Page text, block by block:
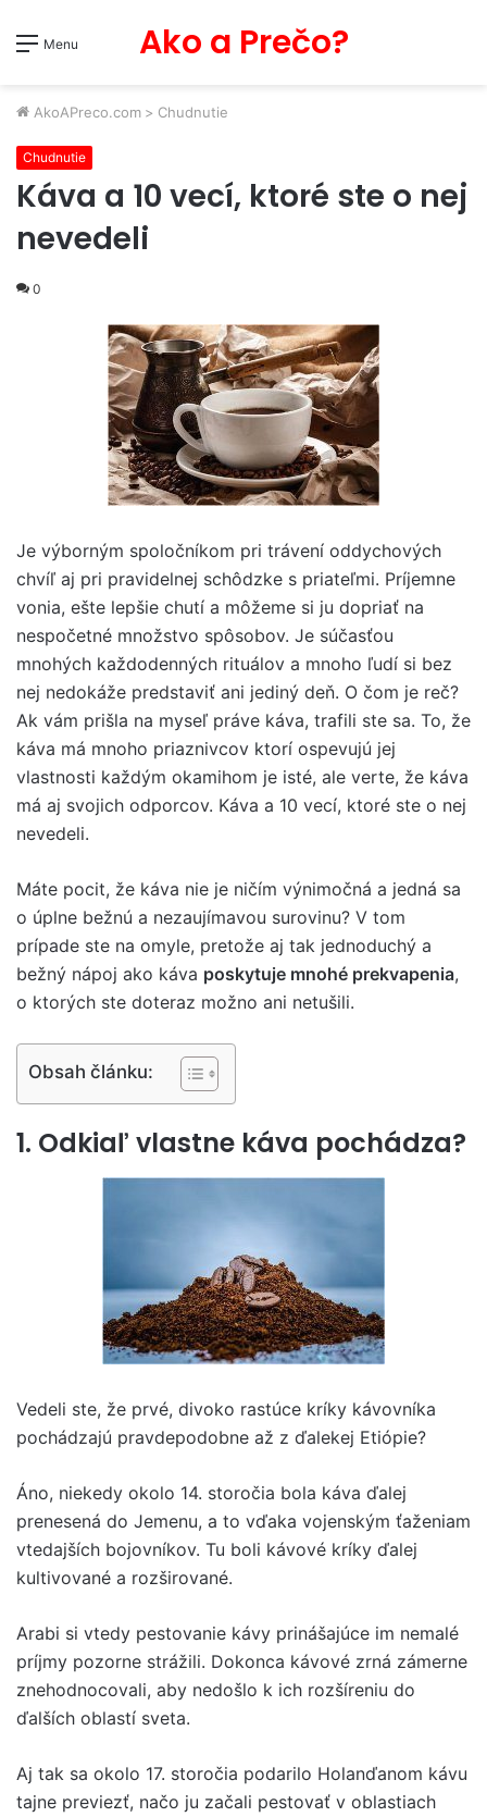
Menu Ako a Prečo?
AkoAPreco.com > Chudnutie
Chudnutie
Káva a 10 vecí, ktoré ste o nej
nevedeli
0
Je výborným spoločníkom pri trávení oddychových
chvíľ aj pri pravidelnej schôdzke s priateľmi. Príjemne
vonia, ešte lepšie chutí a môžeme si ju dopriať na
nespočetné množstvo spôsobov. Je súčasťou
mnohých každodenných rituálov a mnoho ľudí si bez
nej nedokáže predstaviť ani jediný deň. O čom je reč?
Ak vám prišla na myseľ práve káva, trafili ste sa. To, že
káva má mnoho priaznivcov ktorí ospevujú jej
vlastnosti každým okamihom je isté, ale verte, že káva
má aj svojich odporcov. Káva a 10 vecí, ktoré ste o nej
nevedeli.
Máte pocit, že káva nie je ničím výnimočná a jedná sa
o úplne bežnú a nezaujímavou surovinu? V tom
prípade ste na omyle, pretože aj tak jednoduchý a
bežný nápoj ako káva poskytuje mnohé prekvapenia,
o ktorých ste doteraz možno ani netušili.
Obsah článku:
1. Odkiaľ vlastne káva pochádza?
Vedeli ste, že prvé, divoko rastúce kríky kávovníka
pochádzajú pravdepodobne až z ďalekej Etiópie?
Áno, niekedy okolo 14. storočia bola káva ďalej
prenesená do Jemenu, a to vďaka vojenským ťaženiam
vtedajších bojovníkov. Tu boli kávové kríky ďalej
kultivované a rozširované.
Arabi si vtedy pestovanie kávy prinášajúce im nemalé
príjmy pozorne strážili. Dokonca kávové zrná zámerne
znehodnocovali, aby nedošlo k ich rozšíreniu do
ďalších oblastí sveta.
Aj tak sa okolo 17. storočia podarilo Holanďanom kávu
tajne previezť, načo ju začali pestovať v oblastiach